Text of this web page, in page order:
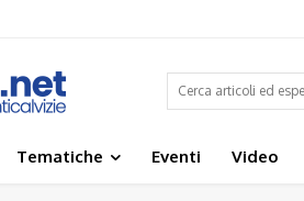
Tematiche Eventi Video